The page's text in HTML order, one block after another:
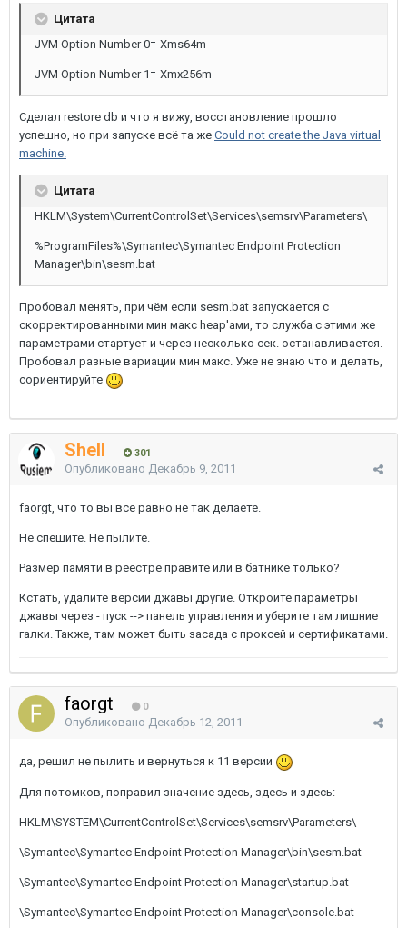
Цитата
JVM Option Number 0=-Xms64m
JVM Option Number 1=-Xmx256m
Сделал restore db и что я вижу, восстановление прошло
успешно, но при запуске всё та же Could not create the Java virtual
machine.
Цитата
HKLM\System\CurrentControlSet\Services\semsrv\Parameters\
%ProgramFiles%\Symantec\Symantec Endpoint Protection
Manager\bin\sesm.bat
Пробовал менять, при чём если sesm.bat запускается с
скорректированными мин макс heap'ами, то служба с этими же
параметрами стартует и через несколько сек. останавливается.
Пробовал разные вариации мин макс. Уже не знаю что и делать,
сориентируйте
Shell 301
Опубликовано Декабрь 9, 2011
faorgt, что то вы все равно не так делаете.
Не спешите. Не пылите.
Размер памяти в реестре правите или в батнике только?
Кстать, удалите версии джавы другие. Откройте параметры
джавы через - пуск --> панель управления и уберите там лишние
галки. Также, там может быть засада с проксей и сертификатами.
faorgt 0
Опубликовано Декабрь 12, 2011
да, решил не пылить и вернуться к 11 версии
Для потомков, поправил значение здесь, здесь и здесь:
HKLM\SYSTEM\CurrentControlSet\Services\semsrv\Parameters\
\Symantec\Symantec Endpoint Protection Manager\bin\sesm.bat
\Symantec\Symantec Endpoint Protection Manager\startup.bat
\Symantec\Symantec Endpoint Protection Manager\console.bat